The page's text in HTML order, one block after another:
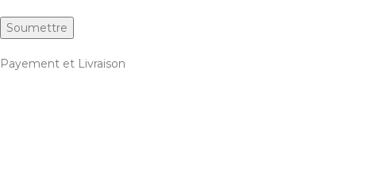
Payement et Livraison